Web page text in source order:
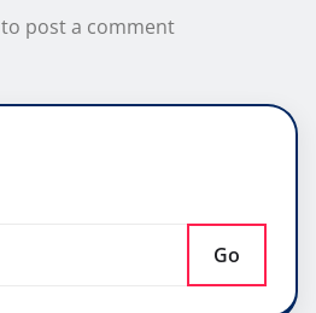
to post a comment
Go